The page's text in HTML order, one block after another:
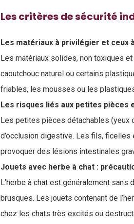
Les critères de sécurité
Les matériaux à privilégier et ceux
Les matériaux solides, non toxiques
caoutchouc naturel ou certains
friables, les mousses ou les
Les risques liés aux petites pièces
Les petites pièces détachables (yeux
d’occlusion digestive. Les fils,
provoquer des lésions intestinales
Jouets avec herbe à chat :
L’herbe à chat est généralement
brusques. Les jouets contenant de
chez les chats très excités ou